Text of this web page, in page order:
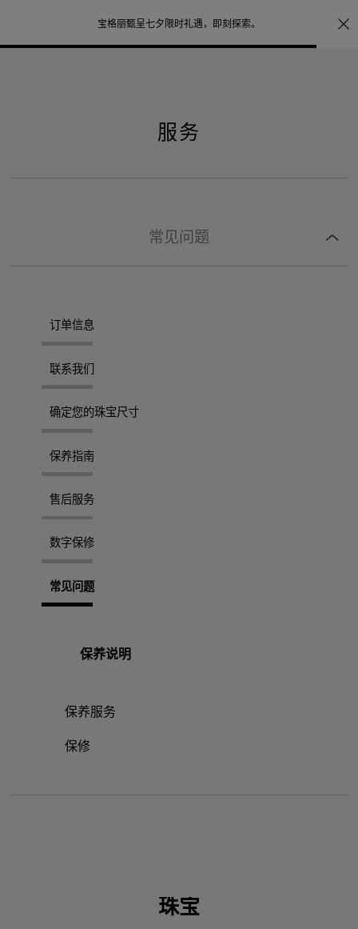
宝格丽甄呈七夕限时礼遇， 即刻探索。
服务
常见问题
订单信息
联系我们
确定您的珠宝尺寸
保养指南
售后服务
数字保修
常见问题
保养说明
保养服务
保修
珠宝